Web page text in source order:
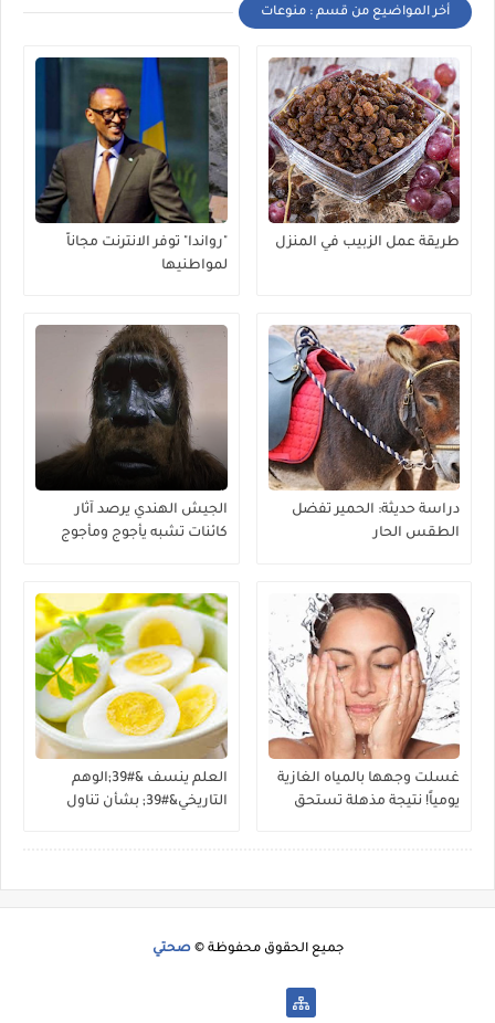
أخر المواضيع من قسم : منوعات
طريقة عمل الزبيب في المنزل
"رواندا" توفر الانترنت مجاناً
لمواطنيها
دراسة حديثة: الحمير تفضل
الطقس الحار
الجيش الهندي يرصد آثار
كائنات تشبه يأجوج ومأجوج
غسلت وجهها بالمياه الغازية
يومياً! نتيجة مذهلة تستحق
العلم ينسف &#39;الوهم
التاريخي&#39; بشأن تناول
جميع الحقوق محفوظة © صحتي